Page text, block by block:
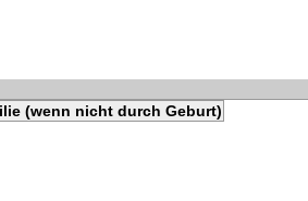
(wenn nicht durch Geburt)